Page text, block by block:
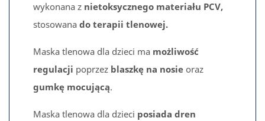
wykonana z nietoksycznego materiału PCV,
stosowana do terapii tlenowej.
Maska tlenowa dla dzieci ma możliwość
regulacji poprzez blaszkę na nosie oraz
gumkę mocującą.
Maska tlenowa dla dzieci posiada dren